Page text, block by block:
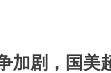
加剧，国美